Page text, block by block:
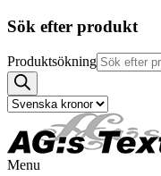
Sök efter produkt
Produktsökning
Menu